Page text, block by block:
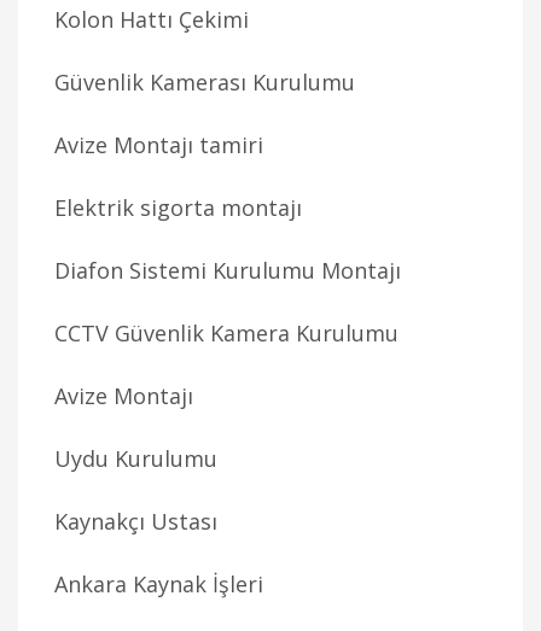
Kolon Hattı Çekimi
Güvenlik Kamerası Kurulumu
Avize Montajı tamiri
Elektrik sigorta montajı
Diafon Sistemi Kurulumu Montajı
CCTV Güvenlik Kamera Kurulumu
Avize Montajı
Uydu Kurulumu
Kaynakçı Ustası
Ankara Kaynak İşleri